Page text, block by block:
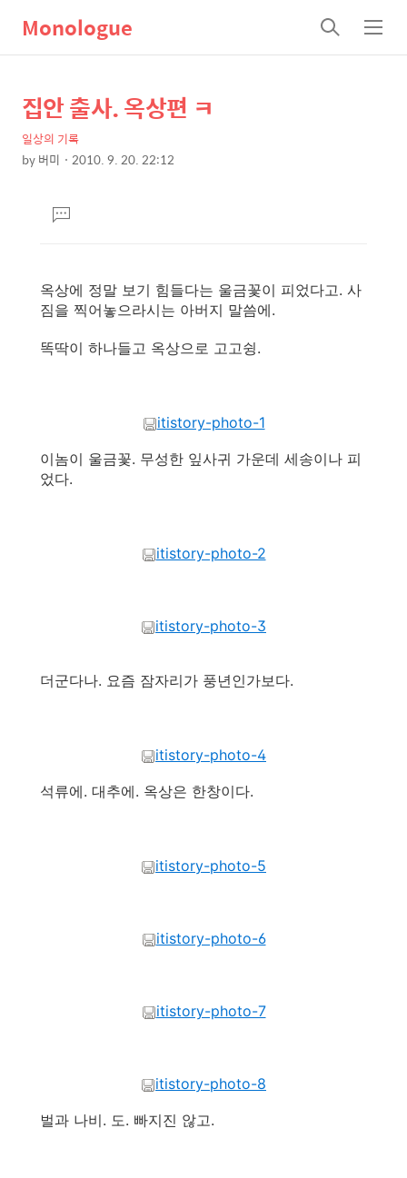
Monologue
검
색
메
뉴
상
세
컨
본
문
제
목
집안 출사. 옥상편 ㅋ
일상의 기록
by버미 2010. 9. 20. 22:12
댓
글
옥상에 정말 보기 힘들다는 울금꽃이 피었다고. 사
짐을 찍어놓으라시는 아버지 말씀에.
똑딱이 하나들고 옥상으로 고고슁.
itistory-photo-1
이놈이 울금꽃. 무성한 잎사귀 가운데 세송이나 피
었다.
itistory-photo-2
itistory-photo-3
더군다나. 요즘 잠자리가 풍년인가보다.
itistory-photo-4
석류에. 대추에. 옥상은 한창이다.
itistory-photo-5
itistory-photo-6
itistory-photo-7
itistory-photo-8
벌과 나비. 도. 빠지진 않고.